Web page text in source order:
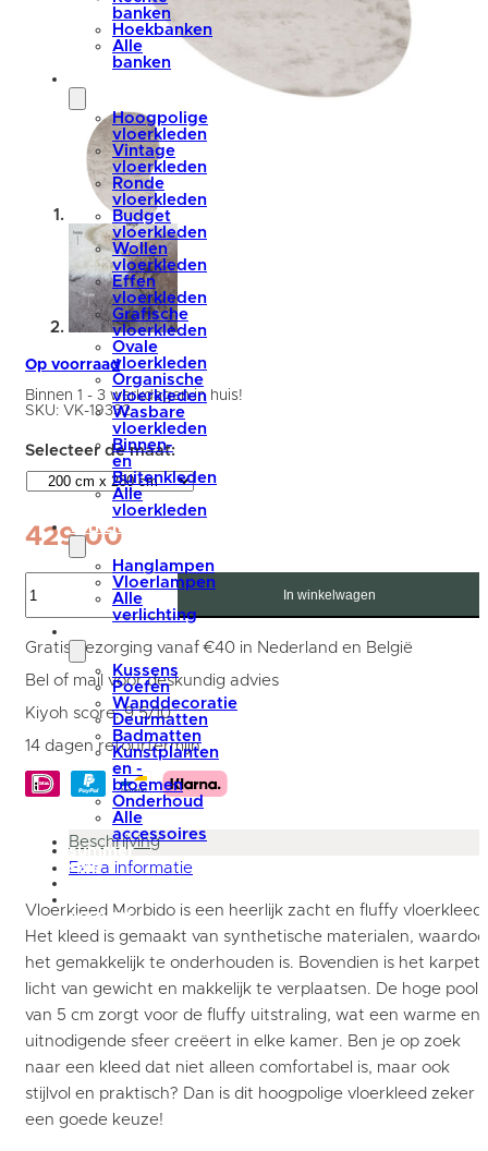
banken
Hoekbanken
Alle
banken
Hoogpolige
vloerkleden
Vintage
vloerkleden
Ronde
vloerkleden
Budget
vloerkleden
Wollen
vloerkleden
Effen
vloerkleden
Grafische
vloerkleden
Ovale
vloerkleden
Organische
vloerkleden
Wasbare
vloerkleden
Binnen-
en
Buitenkleden
Alle
vloerkleden
verlichting
Hanglampen
Vloerlampen
Alle
verlichting
Kussens
Poefen
Wanddecoratie
Deurmatten
Badmatten
Kunstplanten
en -
bloemen
Onderhoud
Alle
accessoires
summer
sale
Mijn
account
Op voorraad
Binnen 1 - 3 werkdagen in huis!
SKU: VK-19332
429,00
Vloerkleed
Morbido
5529
-
Organisch
200
280
cm
aantal
In winkelwagen
Gratis bezorging vanaf €40 in Nederland en België
Bel of mail voor deskundig advies
Kiyoh score: 9,5/10
14 dagen retourtermijn
Beschrijving
Extra informatie
Vloerkleed Morbido is een heerlijk zacht en fluffy vloerkleed.
Het kleed is gemaakt van synthetische materialen,
het gemakkelijk te onderhouden is. Bovendien is het karpet
licht van gewicht en makkelijk te verplaatsen. De hoge pool
van 5 cm zorgt voor de fluffy uitstraling, wat een warme en
uitnodigende sfeer creëert in elke kamer. Ben je op zoek
naar een kleed dat niet alleen comfortabel is, maar ook
stijlvol en praktisch? Dan is dit hoogpolige vloerkleed zeker
een goede keuze!